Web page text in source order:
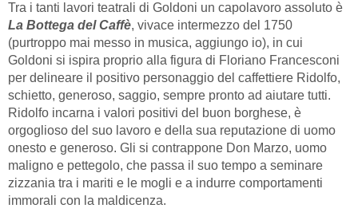
Tra i tanti lavori teatrali di Goldoni un capolavoro assoluto è
La Bottega del Caffè, vivace intermezzo del 1750
(purtroppo mai messo in musica, aggiungo io), in cui
Goldoni si ispira proprio alla figura di Floriano Francesconi
per delineare il positivo personaggio del caffettiere Ridolfo,
schietto, generoso, saggio, sempre pronto ad aiutare tutti.
Ridolfo incarna i valori positivi del buon borghese, è
orgoglioso del suo lavoro e della sua reputazione di uomo
onesto e generoso. Gli si contrappone Don Marzo, uomo
maligno e pettegolo, che passa il suo tempo a seminare
zizzania tra i mariti e le mogli e a indurre comportamenti
immorali con la maldicenza.